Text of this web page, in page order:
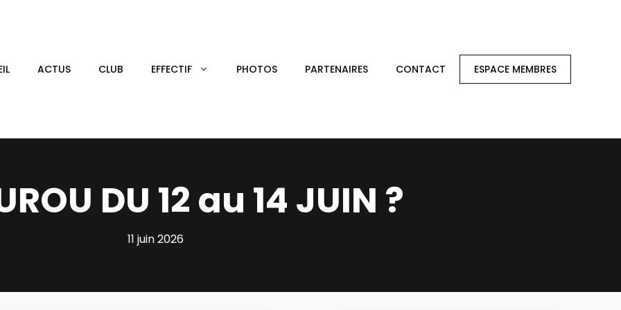
ACTUS CLUB EFFECTIF PHOTOS PARTENAIRES CONTACT ESPACE MEMBRES
DU 12 au 14 JUIN ?
11 juin 2026